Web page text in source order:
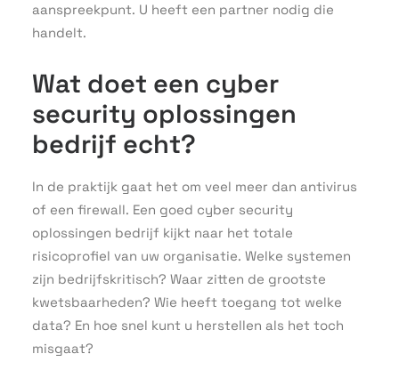
aanspreekpunt. U heeft een partner nodig die
handelt.
Wat doet een cyber
security oplossingen
bedrijf echt?
In de praktijk gaat het om veel meer dan antivirus
of een firewall. Een goed cyber security
oplossingen bedrijf kijkt naar het totale
risicoprofiel van uw organisatie. Welke systemen
zijn bedrijfskritisch? Waar zitten de grootste
kwetsbaarheden? Wie heeft toegang tot welke
data? En hoe snel kunt u herstellen als het toch
misgaat?